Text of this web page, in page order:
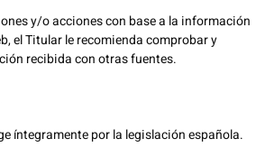
y/o acciones con base a la información
el Titular le recomienda comprobar y
recibida con otras fuentes.
íntegramente por la legislación española.